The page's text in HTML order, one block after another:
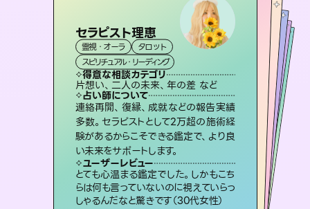
セラピスト理恵
霊視・オーラ
タロット
スピリチュアル・リーディング
得意な相談カテゴリ
片想い、二人の未来、年の差 など
占い師について
連絡再開、復縁、成就などの報告実績
多数。セラピストとして2万超の施術経
験があるからこそできる鑑定で、より良
い未来をサポートします。
ユーザーレビュー
とても心温まる鑑定でした。しかもこち
らは何も言っていないのに視えていらっ
しゃるんだなと驚きです（30代女性）
桃源珠羽（とうげんみう）
霊視・オーラ タロット
スピリチュアル・リーディング
得意な相談カテゴリ
片想い、あの人の気持ち、復縁 など
占い師について
恋愛のお悩みの中でも特に「曖昧な関
係」の相談を得意としており、友達以上
恋人未満なお相手との今後や本音を丁
寧に読み解き恋愛成就へと導きます。
ユーザーレビュー
鑑定していただいてアドバイス通りに行
動すると仲が復活してきました。ありが
とうございました（40代 女性）
おう 霊感オラクル
霊視・オーラ
オラクルカード
得意な相談カテゴリ
恋愛総合、あの人の気持ち など
占い師について
霊視×オラクルカードを使って「今」と
「未来」そして「気になるあの人の気持
ち」まで丁寧に読み解き、恋や人生のヒ
ントを優しく引き出します。
ユーザーレビュー
不安な気持ちが嘘みたいに晴れまし
た…！よく視えていらっしゃるんだなと
感じました（40代 女性）
未来視師＊花
霊視・オーラ
スピリチュアル・リーディング
得意な相談カテゴリ
出逢い、片想い、復縁 など
占い師について
未来には何パターンもの選択肢があります。不安で視えにくくなっているあなたの素敵な未来を見つけ、その未来を選択できるようアドバイスします。
ユーザーレビュー
職場の人の性質や人間関係、本心など
本当によく視えていてびっくり。対策が
打てて前向きになれます（40代）
アイリス -iris-
西洋占星術
ルーン
得意な相談カテゴリ
恋愛総合、片想い、二人の未来 など
占い師について
復縁、恋愛、不倫の行方、同性愛や片
思い、仕事関係や借金問題まで知りた
いことや心の負担になっていることを
紐解き、背中をそっと押して導きます。
ユーザーレビュー
安心感のあり、言い切ってくれる所や濁
さない鑑定のおかげで、毎回自分の気
持ちを整えられます（30代 男性）
彗望（すいぼう
霊視・オーラ
スピリチュアル・リーディング
得意な相談カテゴリ
片想い、あの人の気持ち、復縁 など
占い師について
3,700年以上の歴史を持つ東洋最古の
占術「易占」で詳細まで占い、幸せへ向
かう道筋を示します。厳しい結果にも具
体的な対策をお伝えします。
ユーザーレビュー
複雑な背景もしっかり聞いて鑑定して
いただけました。気持ちが楽になりまし
た（50代 女性）